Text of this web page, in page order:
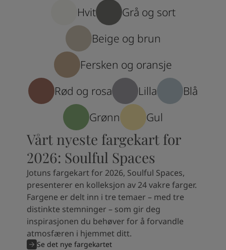
Hvit
Grå og sort
Beige og brun
Fersken og oransje
Rød og rosa
Lilla
Blå
Grønn
Gul
Vårt nyeste fargekart for
2026: Soulful Spaces
Jotuns fargekart for 2026, Soulful Spaces,
presenterer en kolleksjon av 24 vakre farger.
Fargene er delt inn i tre temaer – med tre
distinkte stemninger – som gir deg
inspirasjonen du behøver for å forvandle
atmosfæren i hjemmet ditt.
Se det nye fargekartet